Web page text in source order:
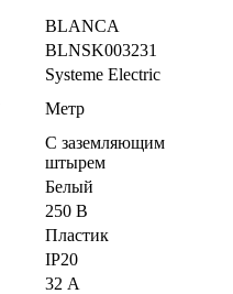
BLANCA
BLNSK003231
Systeme Electric
Метр
С заземляющим
штырем
Белый
250 В
Пластик
IP20
32 А